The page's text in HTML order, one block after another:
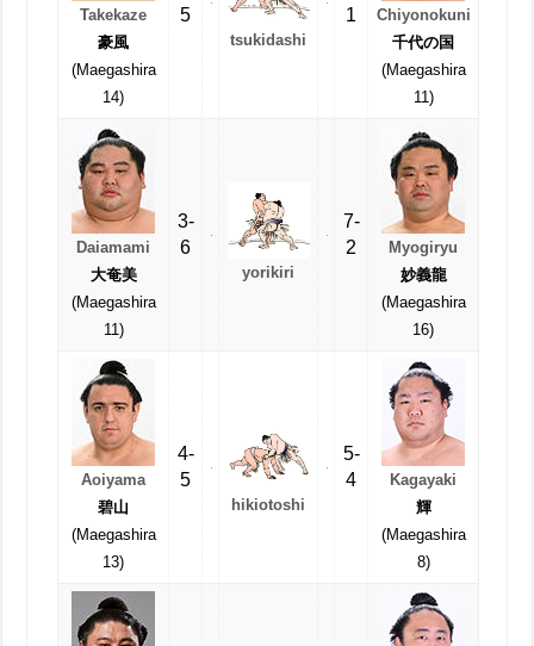
Takekaze
豪風
(Maegashira
14)
5
tsukidashi
1
Chiyonokuni
千代の国
(Maegashira
11)
Daiamami
大奄美
(Maegashira
11)
3-
6
yorikiri
7-
2
Myogiryu
妙義龍
(Maegashira
16)
Aoiyama
碧山
(Maegashira
13)
4-
5
hikiotoshi
5-
4
Kagayaki
輝
(Maegashira
8)